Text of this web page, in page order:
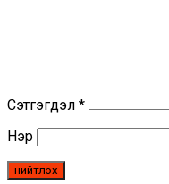
Сэтгэгдэл *
Нэр